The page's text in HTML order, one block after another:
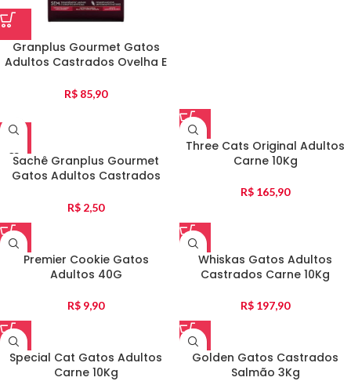
Granplus Gourmet Gatos
Adultos Castrados Ovelha E
R$ 85,90
Sachê Granplus Gourmet
Gatos Adultos Castrados
R$ 2,50
Three Cats Original Adultos
Carne 10Kg
R$ 165,90
Premier Cookie Gatos
Adultos 40G
R$ 9,90
Whiskas Gatos Adultos
Castrados Carne 10Kg
R$ 197,90
Special Cat Gatos Adultos
Carne 10Kg
Golden Gatos Castrados
Salmão 3Kg